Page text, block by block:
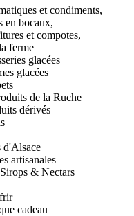
et condiments,
en bocaux,
et compotes,
ferme
glacées
glacées
de la Ruche
dérivés
d'Alsace
artisanales
& Nectars
cadeau